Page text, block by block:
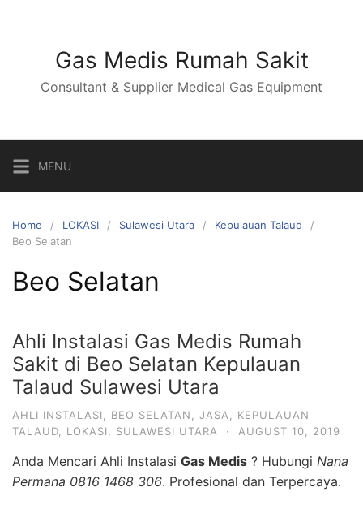
Gas Medis Rumah Sakit
Consultant & Supplier Medical Gas Equipment
MENU
Home LOKASI Sulawesi Utara
Kepulauan Talaud
Beo Selatan
Beo Selatan
Ahli Instalasi Gas Medis Rumah
Sakit di Beo Selatan Kepulauan
Talaud Sulawesi Utara
AHLI INSTALASI BEO SELATAN JASA
KEPULAUAN
TALAUD
LOKASI SULAWESI UTARA · AUGUST 10, 2019
Anda Mencari Ahli Instalasi Gas Medis ? Hubungi Nana
Permana 0816 1468 306. Profesional dan Terpercaya.